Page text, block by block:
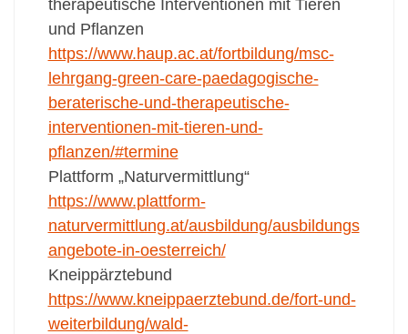
therapeutische Interventionen mit Tieren
und Pflanzen
https://www.haup.ac.at/fortbildung/msc-
lehrgang-green-care-paedagogische-
beraterische-und-therapeutische-
interventionen-mit-tieren-und-
pflanzen/#termine
Plattform „Naturvermittlung“
https://www.plattform-
naturvermittlung.at/ausbildung/ausbildungs
angebote-in-oesterreich/
Kneippärztebund
https://www.kneippaerztebund.de/fort-und-
weiterbildung/wald-